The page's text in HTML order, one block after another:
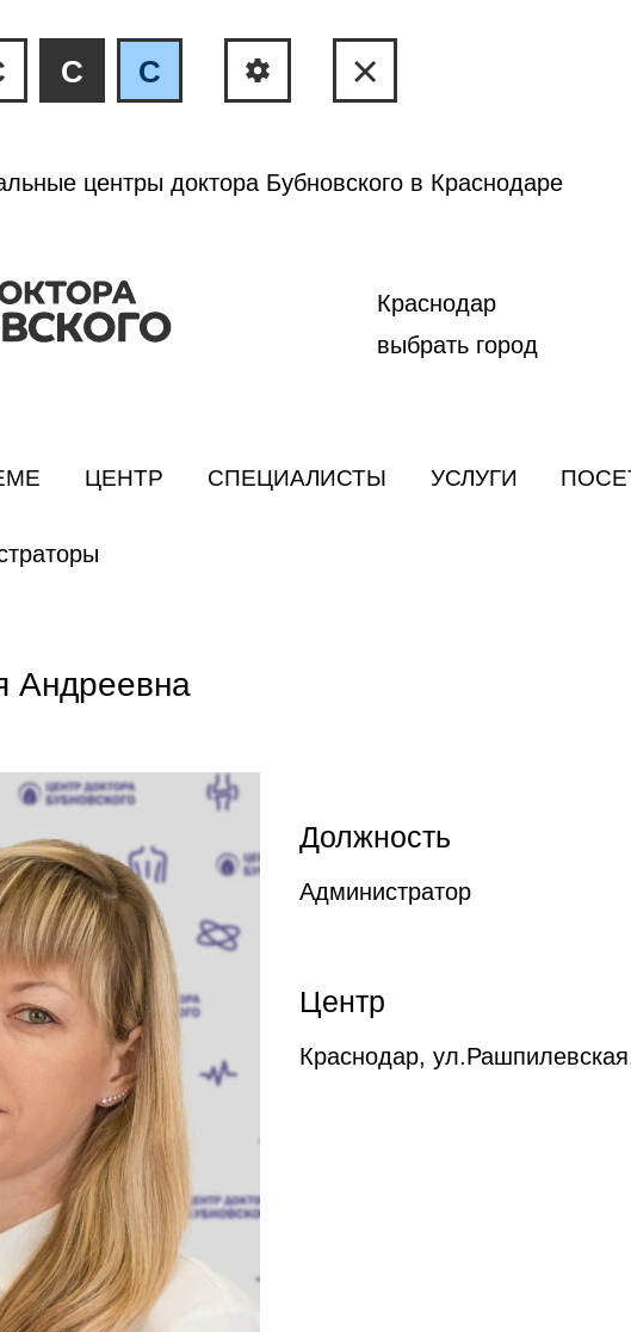
C C
центры доктора Бубновского в Краснодаре
Краснодар
выбрать город
ЦЕНТР СПЕЦИАЛИСТЫ УСЛУГИ
Андреевна
Должность
Администратор
Центр
Краснодар,